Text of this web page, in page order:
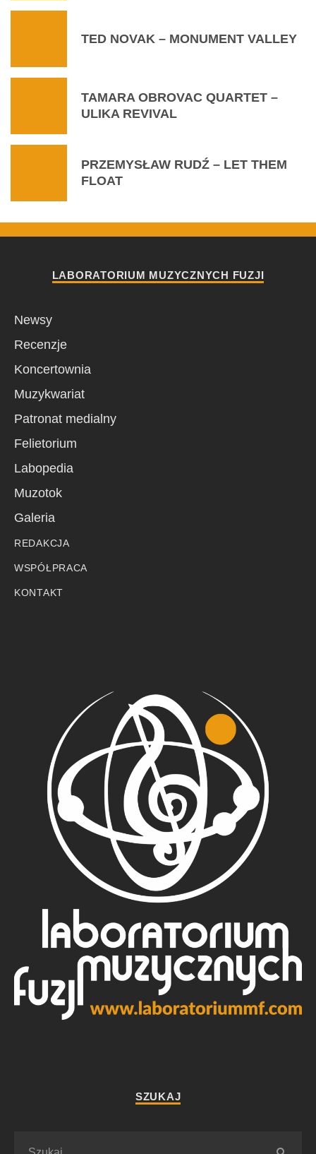
TED NOVAK – MONUMENT VALLEY
TAMARA OBROVAC QUARTET –
ULIKA REVIVAL
PRZEMYSŁAW RUDŹ – LET THEM
FLOAT
LABORATORIUM MUZYCZNYCH FUZJI
Newsy
Recenzje
Koncertownia
Muzykwariat
Patronat medialny
Felietorium
Labopedia
Muzotok
Galeria
REDAKCJA
WSPÓŁPRACA
KONTAKT
SZUKAJ